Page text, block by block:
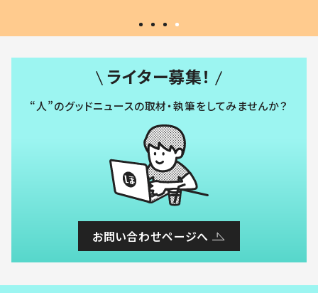
ライター募集！
“人”のグッドニュースの取材・執筆をしてみませんか？
お問い合わせページへ